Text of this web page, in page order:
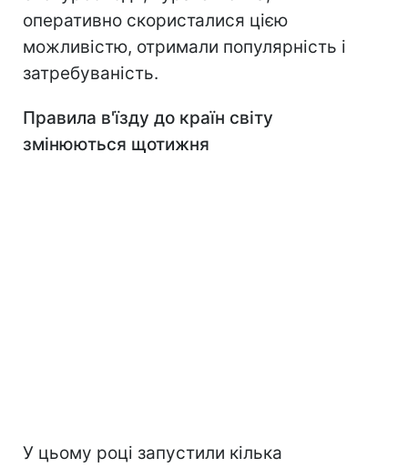
оперативно скористалися цією
можливістю, отримали популярність і
затребуваність.
Правила в'їзду до країн світу
змінюються щотижня
У цьому році запустили кілька